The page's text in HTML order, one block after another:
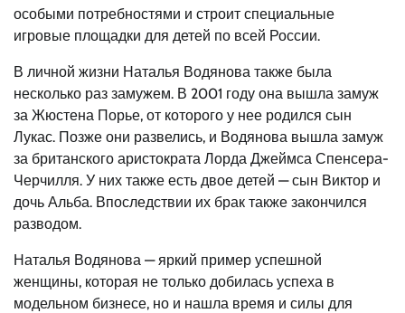
особыми потребностями и строит специальные
игровые площадки для детей по всей России.
В личной жизни Наталья Водянова также была
несколько раз замужем. В 2001 году она вышла замуж
за Жюстена Порье, от которого у нее родился сын
Лукас. Позже они развелись, и Водянова вышла замуж
за британского аристократа Лорда Джеймса Спенсера-
Черчилля. У них также есть двое детей — сын Виктор и
дочь Альба. Впоследствии их брак также закончился
разводом.
Наталья Водянова — яркий пример успешной
женщины, которая не только добилась успеха в
модельном бизнесе, но и нашла время и силы для